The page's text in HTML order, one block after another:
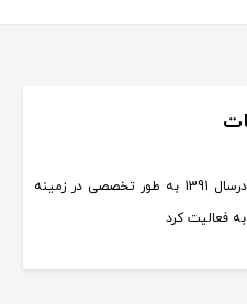
فروشگاه گالری زرکات فعالیت خود را درسال 1391 به طور تخصصی در زمینه
فعالیت کرد